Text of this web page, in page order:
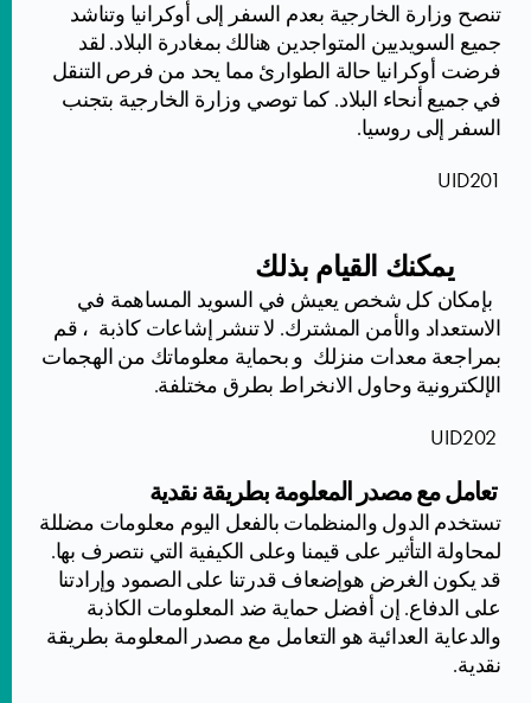
تنصح وزارة الخارجية بعدم السفر إلى أوكرانيا وتناشد
جميع السويديين المتواجدين هنالك بمغادرة البلاد. لقد
فرضت أوكرانيا حالة الطوارئ مما يحد من فرص التنقل
في جميع أنحاء البلاد. كما توصي وزارة الخارجية بتجنب
السفر إلى روسيا.
UID201
يمكنك القيام بذلك
بإمكان كل شخص يعيش في السويد المساهمة في
الاستعداد والأمن المشترك. لا تنشر إشاعات كاذبة ، قم
بمراجعة معدات منزلك و بحماية معلوماتك من الهجمات
الإلكترونية وحاول الانخراط بطرق مختلفة.
تعامل مع مصدر المعلومة بطريقة نقدية
تستخدم الدول والمنظمات بالفعل اليوم معلومات مضللة
لمحاولة التأثير على قيمنا وعلى الكيفية التي نتصرف بها.
قد يكون الغرض هوإضعاف قدرتنا على الصمود وإرادتنا
على الدفاع. إن أفضل حماية ضد المعلومات الكاذبة
والدعاية العدائية هو التعامل مع مصدر المعلومة بطريقة
نقدية.